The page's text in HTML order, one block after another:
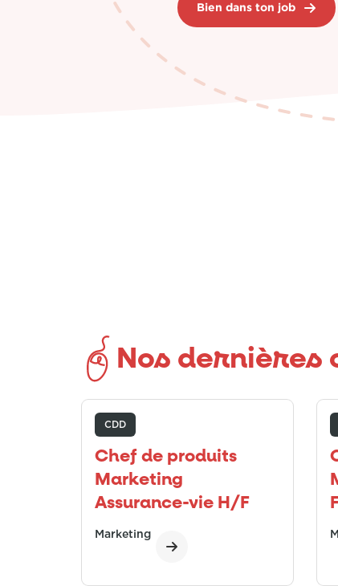
Bien dans ton job
Nos dernières
CDD
Chef de produits
Marketing
Assurance-vie H/F
Marketing